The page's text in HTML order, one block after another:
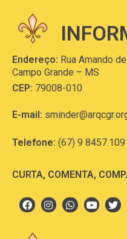
Endereço: Rua Amando
Campo Grande – MS
CEP: 79008-010
E-mail:
Telefone: (67) 9
CURTA, COMENTA,